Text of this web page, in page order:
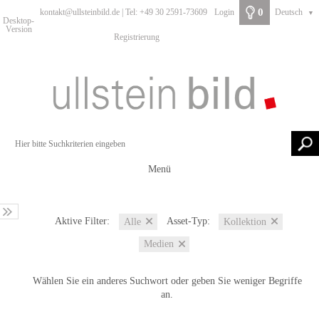
Desktop-
Version
kontakt@ullsteinbild.de | Tel: +49 30 2591-73609 Login
Registrierung
0 Deutsch ▼
Menü
Aktive Filter: Alle Asset-Typ: Kollektion
Medien
Wählen Sie ein anderes Suchwort oder geben Sie weniger Begriffe
an.